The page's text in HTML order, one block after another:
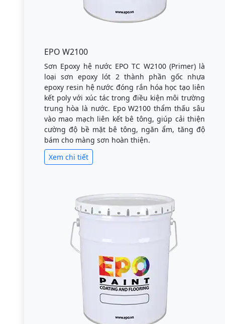
EPO W2100
Sơn Epoxy hệ nước EPO TC W2100 (Primer) là
loại sơn epoxy lót 2 thành phần gốc nhựa
epoxy resin hệ nước đóng rắn hóa học tạo liên
kết poly với xúc tác trong điều kiện môi trường
trung hòa là nước. Epo W2100 thẩm thấu sâu
vào mao mạch liên kết bê tông, giúp cải thiện
cường độ bề mặt bê tông, ngăn ẩm, tăng độ
bám cho màng sơn hoàn thiện.
Xem chi tiết